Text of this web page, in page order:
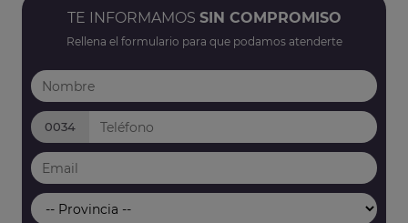
TE INFORMAMOS SIN COMPROMISO
Rellena el formulario para que podamos atenderte
0034